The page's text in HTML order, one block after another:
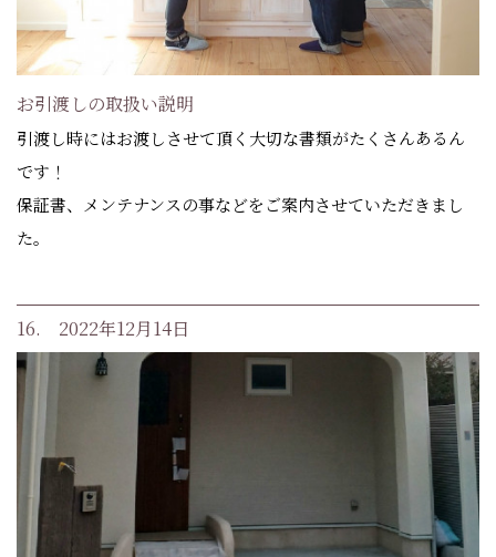
お引渡しの取扱い説明
引渡し時にはお渡しさせて頂く大切な書類がたくさんあるん
です！
保証書、メンテナンスの事などをご案内させていただきまし
た。
16. 2022年12月14日